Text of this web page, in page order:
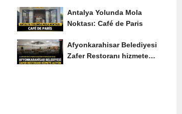
Antalya Yolunda Mola
Noktası: Café de Paris
Afyonkarahisar Belediyesi
Zafer Restoranı hizmete